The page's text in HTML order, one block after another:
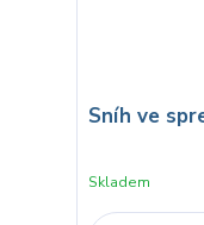
Sníh ve
Skladem